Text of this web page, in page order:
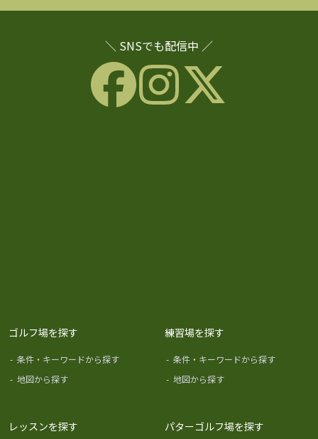
＼ SNSでも配信中 ／
ゴルフ場を探す
- 条件・キーワードから探す
- 地図から探す
練習場を探す
- 条件・キーワードから探す
- 地図から探す
レッスンを探す パターゴルフ場を探す